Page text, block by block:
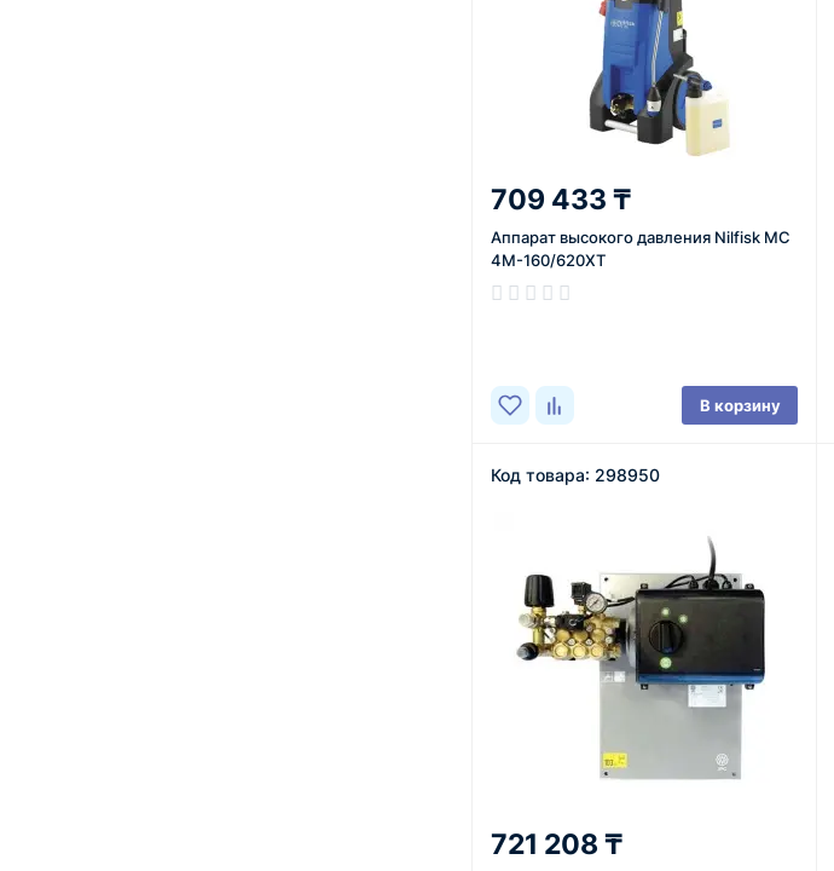
709 433 ₸
Аппарат высокого давления Nilfisk MC
4M-160/620XT
В корзину
Код товара: 298950
721 208 ₸